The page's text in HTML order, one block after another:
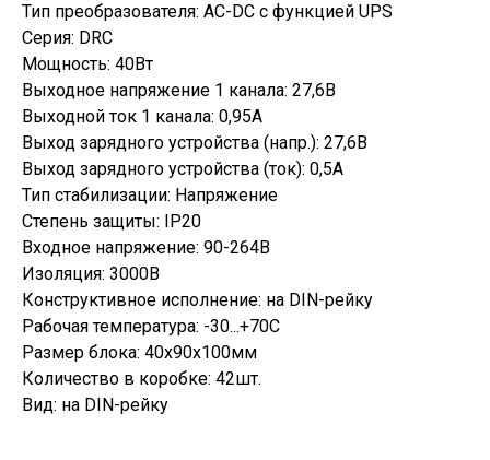
Тип преобразователя: AC-DC с функцией UPS
Серия: DRC
Мощность: 40Вт
Выходное напряжение 1 канала: 27,6В
Выходной ток 1 канала: 0,95А
Выход зарядного устройства (напр.): 27,6В
Выход зарядного устройства (ток): 0,5А
Тип стабилизации: Напряжение
Степень защиты: IP20
Входное напряжение: 90-264В
Изоляция: 3000В
Конструктивное исполнение: на DIN-рейку
Рабочая температура: -30...+70С
Размер блока: 40х90х100мм
Количество в коробке: 42шт.
Вид: на DIN-рейку